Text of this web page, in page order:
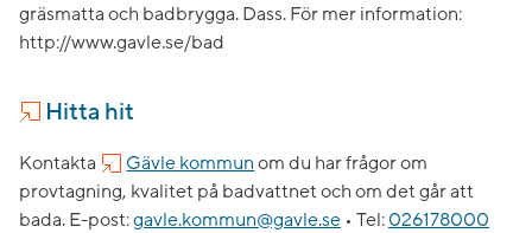
gräsmatta och badbrygga. Dass. För mer information:
http://www.gavle.se/bad
Hitta hit
Kontakta Gävle kommun om du har frågor om
provtagning, kvalitet på badvattnet och om det går att
bada. E-post:gavle.kommun@gavle.se • Tel: 026178000